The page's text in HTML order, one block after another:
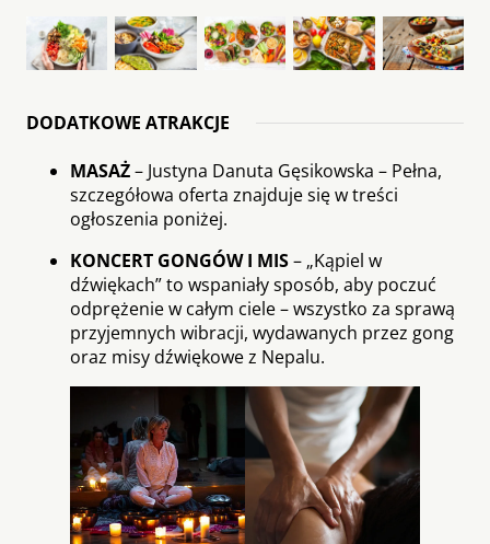
DODATKOWE ATRAKCJE
MASAŻ– Justyna Danuta Gęsikowska – Pełna,
szczegółowa oferta znajduje się w treści
ogłoszenia poniżej.
KONCERT GONGÓW I MIS– „Kąpiel w
dźwiękach” to wspaniały sposób, aby poczuć
odprężenie w całym ciele – wszystko za sprawą
przyjemnych wibracji, wydawanych przez gong
oraz misy dźwiękowe z Nepalu.